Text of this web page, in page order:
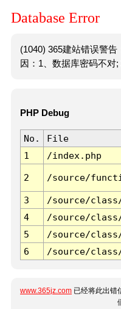
Database Error
(1040) 365建站错误警
因：1、数据库密码不对;
PHP Debug
No. File
1
/index.php
2 /source/
3 /source/
4
/source/
5
/source/
6
/source/
www.365jz.com 已经将此出错